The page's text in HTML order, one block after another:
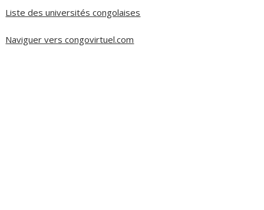
Liste des universités congolaises
Naviguer vers congovirtuel.com